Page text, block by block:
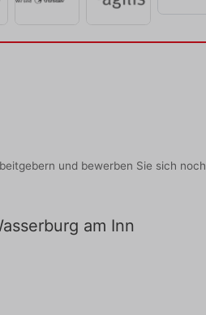
und bewerben Sie sich noch
am Inn